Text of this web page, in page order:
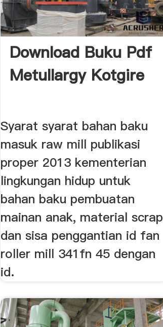
Download Buku Pdf
Metullargy Kotgire
Syarat syarat bahan baku
masuk raw mill publikasi
proper 2013 kementerian
lingkungan hidup untuk
bahan baku pembuatan
mainan anak, material scrap
dan sisa penggantian id fan
roller mill 341fn 45 dengan
id.